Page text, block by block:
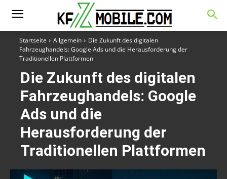
Startseite Allgemein
Die Zukunft des digitalen
Fahrzeughandels: Google Ads und die Herausforderung der
Traditionellen Plattformen
Die Zukunft des digitalen
Fahrzeughandels: Google
Ads und die
Herausforderung der
Traditionellen Plattformen